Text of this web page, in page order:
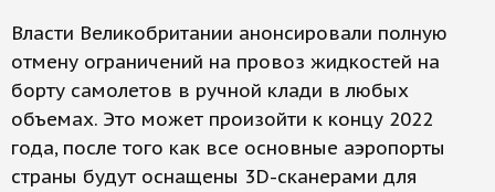
Власти Великобритании анонсировали полную
отмену ограничений на провоз жидкостей на
борту самолетов в ручной клади в любых
объемах. Это может произойти к концу 2022
года, после того как все основные аэропорты
страны будут оснащены 3D-сканерами для